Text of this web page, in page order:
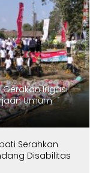
Irigasi
Umum
Serahkan
Disabilitas